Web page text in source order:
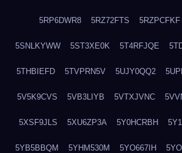
5RP6DWR8 5RZ72FTS 5RZPCFKF
5SNLKYWW 5ST3XE0K 5T4RFJQE
5THBIEFD 5TVPRN5V 5UJY0QQ2
5V5K9CVS 5VB3LIYB 5VTXJVNC
5XSF9JLS 5XU6ZP3A 5Y0HCRBH
5YB5BBQM 5YHM530M 5YO667IH